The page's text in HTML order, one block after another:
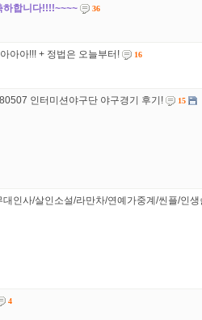
하합니다!!!!~~~~ 36
아아!!! + 정법은 오늘부터! 16
인터미션야구단 야구경기 후기! 15
대인사/살인소설/라만차/연예가중계/씬플/인
4